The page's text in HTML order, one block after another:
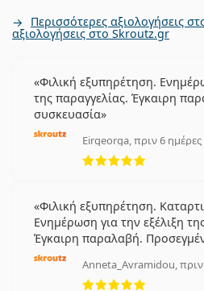
Περισσότερες αξιολογήσεις
αξιολογήσεις στο Skroutz.gr
Φιλική εξυπηρέτηση.
της παραγγελίας. Έγκαιρη
συσκευασία
Eirgeorga, πριν 6 ημέρες
5
Φιλική εξυπηρέτηση.
Ενημέρωση για την εξέλιξη
Έγκαιρη παραλαβή.
Anneta_Avramidou,
5